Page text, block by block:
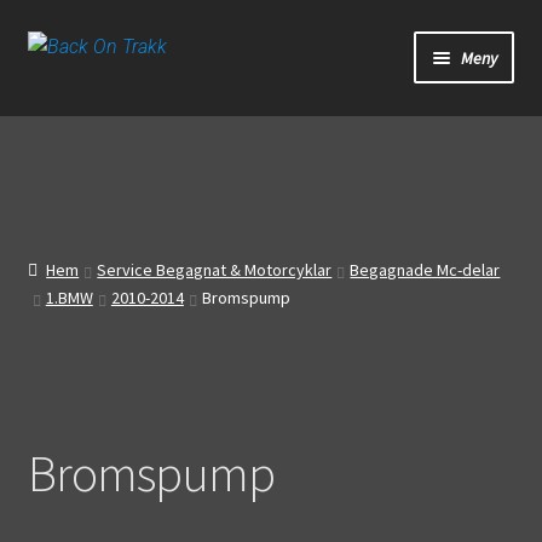
Hoppa
Hoppa
Meny
Start
Bilder
Hem Service Begagnat & Motorcyklar
Begagnade Mc-delar
1.BMW
2010-2014 Bromspump
Bromspump